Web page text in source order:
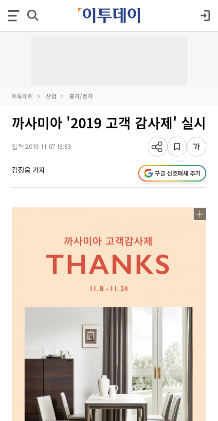
이투데이 산업 중기/벤처
까사미아 '2019 고객 감사제' 실시
입력 2019-11-07 13:33
김정웅 기자 구글 선호매체 추가